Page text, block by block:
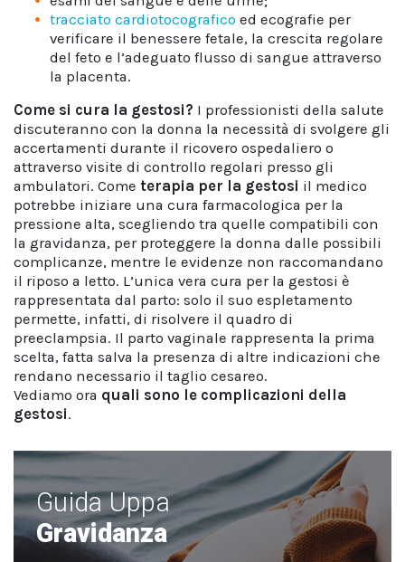
tracciato cardiotocografico ed ecografie per
verificare il benessere fetale, la crescita regolare
del feto e l’adeguato flusso di sangue attraverso
la placenta.
Come si cura la gestosi? I professionisti della salute
discuteranno con la donna la necessità di svolgere gli
accertamenti durante il ricovero ospedaliero o
attraverso visite di controllo regolari presso gli
ambulatori. Come terapia per la gestosi il medico
potrebbe iniziare una cura farmacologica per la
pressione alta, scegliendo tra quelle compatibili con
la gravidanza, per proteggere la donna dalle possibili
complicanze, mentre le evidenze non raccomandano
il riposo a letto. L’unica vera cura per la gestosi è
rappresentata dal parto: solo il suo espletamento
permette, infatti, di risolvere il quadro di
preeclampsia. Il parto vaginale rappresenta la prima
scelta, fatta salva la presenza di altre indicazioni che
rendano necessario il taglio cesareo.
Vediamo ora quali sono le complicazioni della
gestosi.
Guida Uppa
Gravidanza